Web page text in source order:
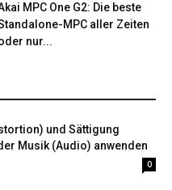
MPC One G2: Die beste
MPC aller Zeiten
nur...
und Sättigung
Musik (Audio) anwenden
0